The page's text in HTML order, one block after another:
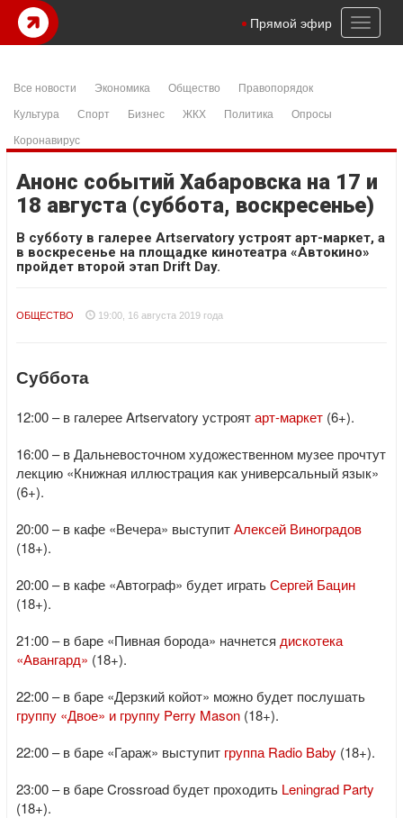
Toggle
Прямой эфир
Все новости Экономика Общество
Правопорядок
Культура
Спорт Бизнес ЖКХ Политика
Опросы
Коронавирус
Анонс событий Хабаровска на 17 и
18 августа (суббота, воскресенье)
В субботу в галерее Artservatory устроят арт-маркет, а
в воскресенье на площадке кинотеатра «Автокино»
пройдет второй этап Drift Day.
ОБЩЕСТВО 19:00, 16 августа 2019 года
Суббота
12:00 – в галерее Artservatory устроятарт-маркет (6+).
16:00 – в Дальневосточном художественном музее прочтут
лекцию «Книжная иллюстрация как универсальный язык»
(6+).
20:00 – в кафе «Вечера» выступитАлексей Виноградов
(18+).
20:00 – в кафе «Автограф» будет игратьСергей Бацин
(18+).
21:00 – в баре «Пивная борода» начнется дискотека
«Авангард» (18+).
22:00 – в баре «Дерзкий койот» можно будет послушать
группу «Двое» и группу Perry Mason (18+).
22:00 – в баре «Гараж» выступит группа Radio Baby (18+).
23:00 – в баре Crossroad будет проходить Leningrad Party
(18+).